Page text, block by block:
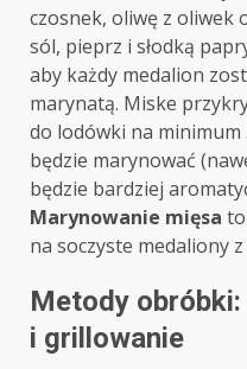
czosnek, oliwę z oliwek
sól, pieprz i słodką
aby każdy medalion
marynatą. Miske
do lodówki na minimum
będzie marynować
będzie bardziej
Marynowanie mięsa
na soczyste medaliony
Metody
i grillowanie